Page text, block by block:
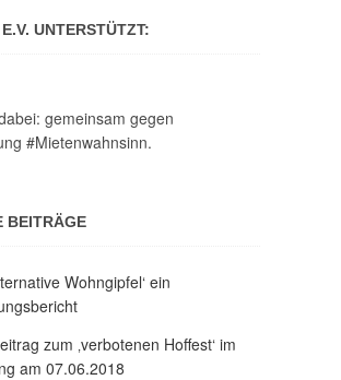
UNTERSTÜTZT:
gemeinsam gegen
#Mietenwahnsinn.
BEITRÄGE
Wohngipfel‘ ein
zum ‚verbotenen Hoffest‘ im
am 07.06.2018